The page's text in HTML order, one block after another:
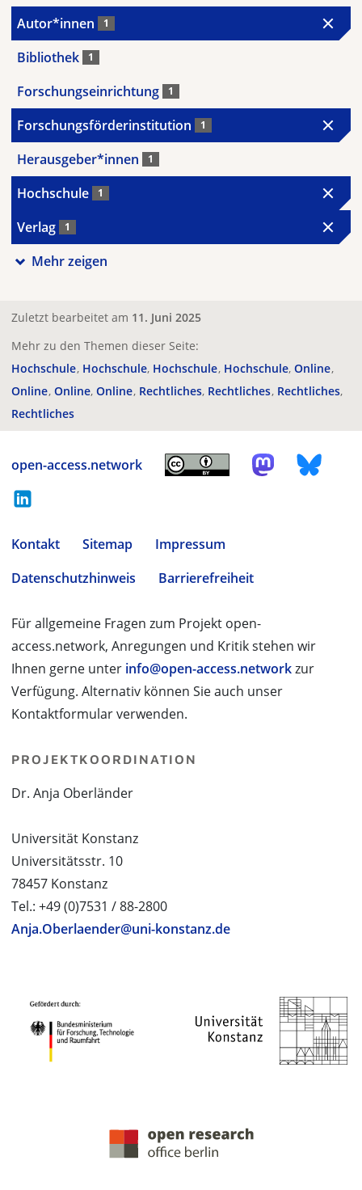
Autor*innen 1
Bibliothek 1
Forschungseinrichtung 1
Forschungsförderinstitution 1
Herausgeber*innen 1
Hochschule 1
Verlag 1
Mehr zeigen
Zuletzt bearbeitet am 11. Juni 2025
Mehr zu den Themen dieser Seite:
Hochschule Hochschule Hochschule Hochschule Online
Online Online Online Rechtliches Rechtliches Rechtliches
Rechtliches
open-access.network
Kontakt Sitemap
Impressum
Datenschutzhinweis
Barrierefreiheit
Für allgemeine Fragen zum Projekt open-
access.network, Anregungen und Kritik stehen wir
Ihnen gerne unter info@open-access.networkzur
Verfügung. Alternativ können Sie auch unser
Kontaktformular verwenden.
PROJEKTKOORDINATION
Dr. Anja Oberländer
Universität Konstanz
Universitätsstr. 10
78457 Konstanz
Tel.: +49 (0)7531 / 88-2800
Anja.Oberlaender@uni-konstanz.de